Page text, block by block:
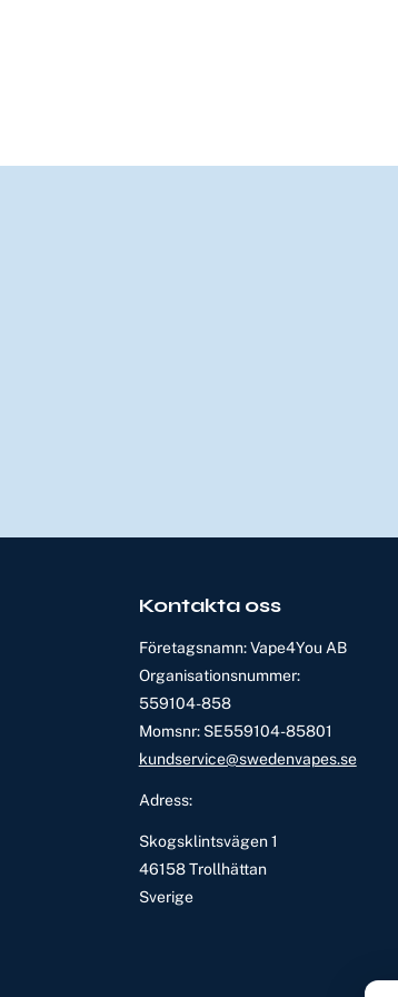
Kontakta oss
Företagsnamn: Vape4You AB
Organisationsnummer:
559104-858
Momsnr: SE559104-85801
kundservice@swedenvapes.se
Adress:
Skogsklintsvägen 1
46158 Trollhättan
Sverige